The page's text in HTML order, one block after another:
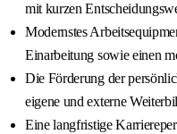
mit kurzen
Modernstes
Einarbeitung sowie einen
Die Förderung der
eigene und externe
Eine langfristige